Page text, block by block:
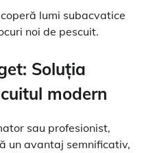
lumi subacvatice
noi de pescuit.
Soluția
modern
sau profesionist,
un avantaj semnificativ,